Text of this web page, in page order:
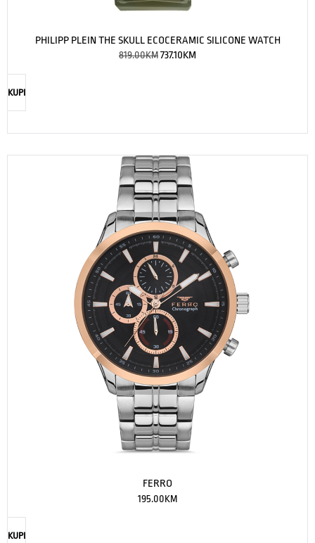
PHILIPP PLEIN THE SKULL ECOCERAMIC SILICONE WATCH
819.00KM737.10KM
KUPI
FERRO
195.00KM
KUPI